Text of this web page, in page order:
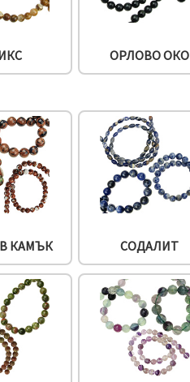
ОРЛОВО ОКО
КАМЪК СОДАЛИТ